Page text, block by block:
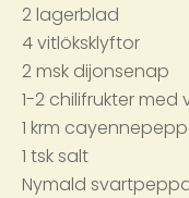
2 lagerblad
4 vitlöksklyftor
2 msk dijonsenap
1-2 chilifrukter
1 krm
1 tsk salt
Nymald